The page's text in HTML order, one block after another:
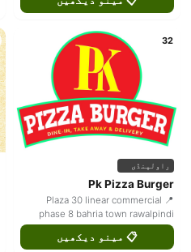
32
راولپنڈی
Pk Pizza Burger
📍 Plaza 30 linear commercial
phase 8 bahria town rawalpindi
📋 مینو دیکھیں